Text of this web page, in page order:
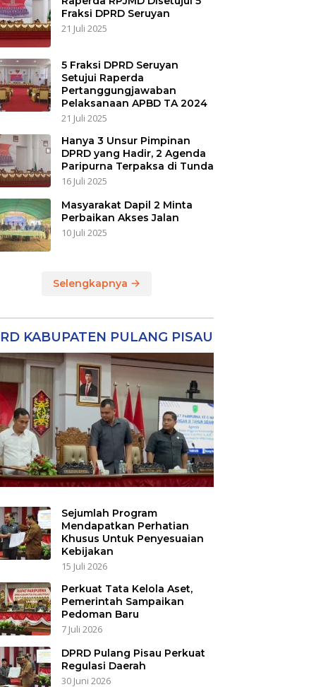
Fraksi DPRD Seruyan
21 Juli 2025
5 Fraksi DPRD Seruyan
Setujui Raperda
Pertanggungjawaban
Pelaksanaan APBD TA 2024
21 Juli 2025
Hanya 3 Unsur Pimpinan
DPRD yang Hadir, 2 Agenda
Paripurna Terpaksa di Tunda
16 Juli 2025
Masyarakat Dapil 2 Minta
Perbaikan Akses Jalan
10 Juli 2025
Selengkapnya
KABUPATEN PULANG PISAU
Sejumlah Program
Mendapatkan Perhatian
Khusus Untuk Penyesuaian
Kebijakan
15 Juli 2026
Perkuat Tata Kelola Aset,
Pemerintah Sampaikan
Pedoman Baru
7 Juli 2026
DPRD Pulang Pisau Perkuat
Regulasi Daerah
30 Juni 2026